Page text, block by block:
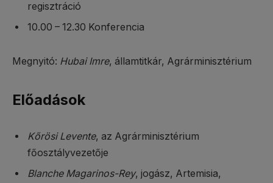
regisztráció
10.00 – 12.30 Konferencia
Megnyitó: Hubai Imre, államtitkár, Agrárminisztérium
Előadások
Kőrösi Levente, az Agrárminisztérium
főosztályvezetője
Blanche Magarinos-Rey, jogász, Artemisia,